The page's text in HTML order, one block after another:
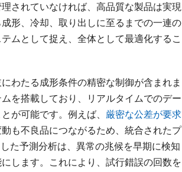
されていなければ、高品質な製品は実現
形、冷却、取り出しに至るまでの一連の
ムとして捉え、全体として最適化するこ
わたる成形条件の精密な制御が含まれま
を搭載しており、リアルタイムでのデー
が可能です。例えば、 厳密な公差が要求
も不良品につながるため、統合されたプ
た予測分析は、異常の兆候を早期に検知
します。これにより、試行錯誤の回数を